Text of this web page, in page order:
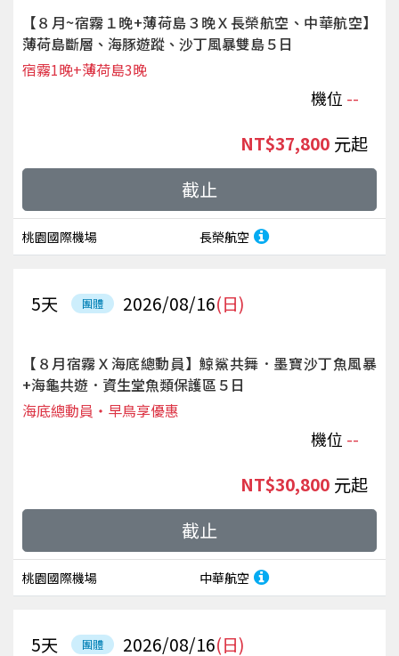
【８月~宿霧１晚+薄荷島３晚Ｘ長榮航空、中華航空】
薄荷島斷層、海豚遊蹤、沙丁風暴雙島５日
機位 --
宿霧1晚+薄荷島3晚
桃園國際機場 長榮航空
NT$37,800 起
截止
團體 2026/08/16(日)
5天
【８月宿霧Ｘ海底總動員】鯨鯊共舞．墨寶沙丁魚風暴
+海龜共遊．資生堂魚類保護區５日
機位 --
海底總動員‧早鳥享優惠
桃園國際機場 中華航空
NT$30,800 起
截止
團體 2026/08/16(日)
5天